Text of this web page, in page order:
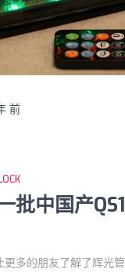
前
批中国产
多的朋友了解了辉光